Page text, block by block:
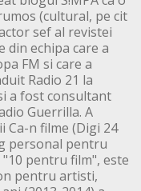
(cultural, pe cit
sef al revistei
din echipa care a
FM si care a
Radio 21 la
a fost consultant
Guerrilla. A
Ca-n filme (Digi 24
personal pentru
pentru film", este
pentru artisti,